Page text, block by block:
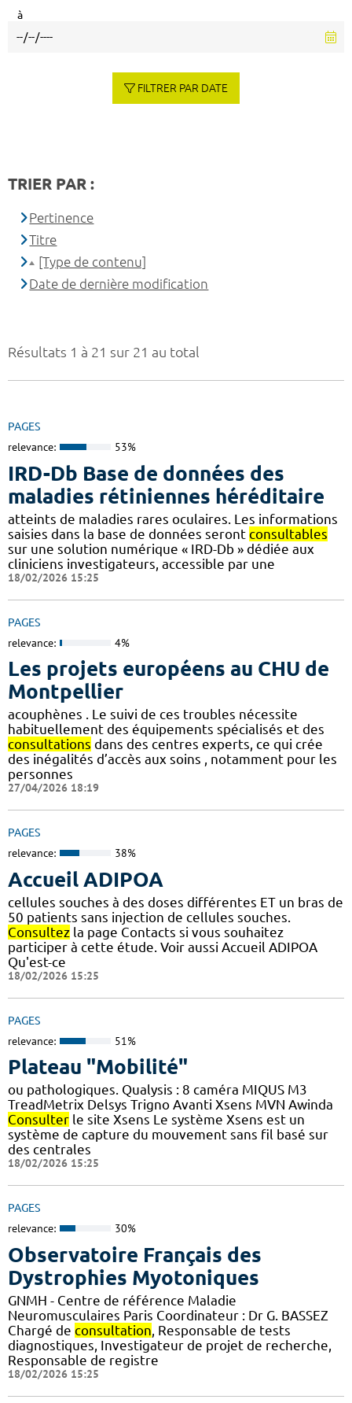
Résultats 1 à 21 sur 21 au total
PAGES
relevance: 53%
IRD-Db Base de données des
maladies rétiniennes héréditaire
atteints de maladies rares oculaires. Les informations
saisies dans la base de données seront consultables
sur une solution numérique « IRD-Db » dédiée aux
cliniciens investigateurs, accessible par une
18/02/2026 15:25
PAGES
relevance: 4%
Les projets européens au CHU de
Montpellier
acouphènes . Le suivi de ces troubles nécessite
habituellement des équipements spécialisés et des
consultations dans des centres experts, ce qui crée
des inégalités d’accès aux soins , notamment pour les
personnes
27/04/2026 18:19
PAGES
relevance: 38%
Accueil ADIPOA
cellules souches à des doses différentes ET un bras de
50 patients sans injection de cellules souches.
Consultez la page Contacts si vous souhaitez
participer à cette étude. Voir aussi Accueil ADIPOA
Qu'est-ce
18/02/2026 15:25
PAGES
relevance: 51%
Plateau "Mobilité"
ou pathologiques. Qualysis : 8 caméra MIQUS M3
TreadMetrix Delsys Trigno Avanti Xsens MVN Awinda
Consulter le site Xsens Le système Xsens est un
système de capture du mouvement sans fil basé sur
des centrales
18/02/2026 15:25
PAGES
relevance: 30%
Observatoire Français des
Dystrophies Myotoniques
GNMH - Centre de référence Maladie
Neuromusculaires Paris Coordinateur : Dr G. BASSEZ
Chargé de consultation , Responsable de tests
diagnostiques, Investigateur de projet de recherche,
Responsable de registre
18/02/2026 15:25
à
FILTRER PAR DATE
TRIER PAR :
Pertinence
Titre
[Type de contenu]
Date de dernière modification